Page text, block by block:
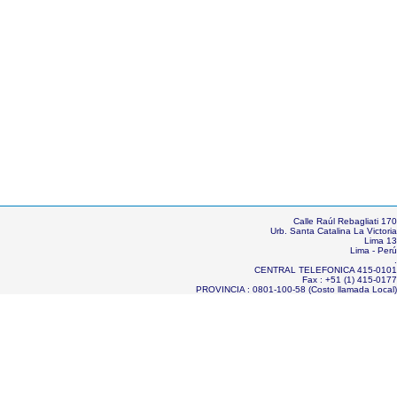
Calle Raúl Rebagliati 170
Urb. Santa Catalina La Victoria
Lima 13
Lima - Perú
CENTRAL TELEFONICA 415-0101
Fax : +51 (1) 415-0177
PROVINCIA : 0801-100-58 (Costo llamada Local)